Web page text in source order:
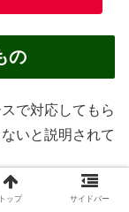
の
で対応してもら
いと説明されて
トップ サイドバー